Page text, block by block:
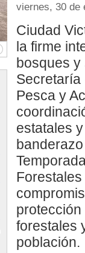
viernes, 30 de
Ciudad
la firme
bosques y
Secretaría
Pesca y
estatales
forestales
población.